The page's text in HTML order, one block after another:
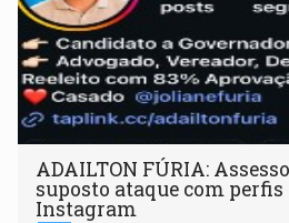
ADAILTON FÚRIA:
suposto ataque com perfis
Instagram